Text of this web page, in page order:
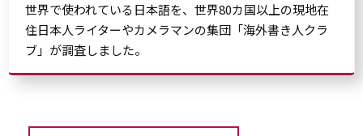
世界で使われている日本語を、世界80カ国以上の現地在
住日本人ライターやカメラマンの集団「海外書き人クラ
ブ」が調査しました。